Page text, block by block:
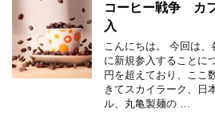
コーヒー戦争 カ
入
こんにちは。 今回は
に新規参入することに
円を超えており、ここ
きてスカイラーク、日
ル、丸亀製麺の …